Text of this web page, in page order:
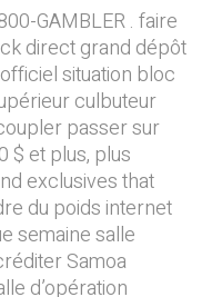
GAMBLER . faire
direct grand dépôt
situation bloc
culbuteur
passer sur
$ et plus, plus
exclusives that
du poids internet
semaine salle
Samoa
d’opération